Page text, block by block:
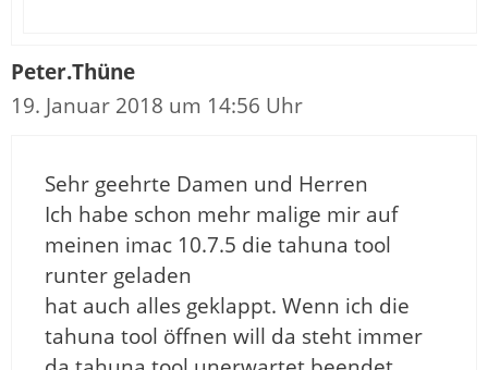
Peter.Thüne
19. Januar 2018 um 14:56 Uhr
Sehr geehrte Damen und Herren
Ich habe schon mehr malige mir auf
meinen imac 10.7.5 die tahuna tool
runter geladen
hat auch alles geklappt. Wenn ich die
tahuna tool öffnen will da steht immer